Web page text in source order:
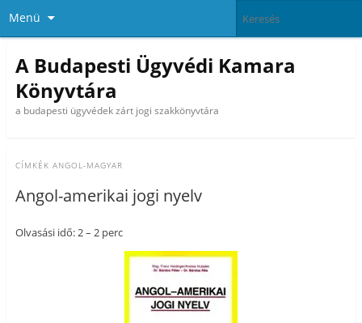
Menü
A Budapesti Ügyvédi Kamara
Könyvtára
a budapesti ügyvédek zárt jogi szakkönyvtára
CÍMKÉK ANGOL-MAGYAR
Angol-amerikai jogi nyelv
Olvasási idő: 2 – 2 perc